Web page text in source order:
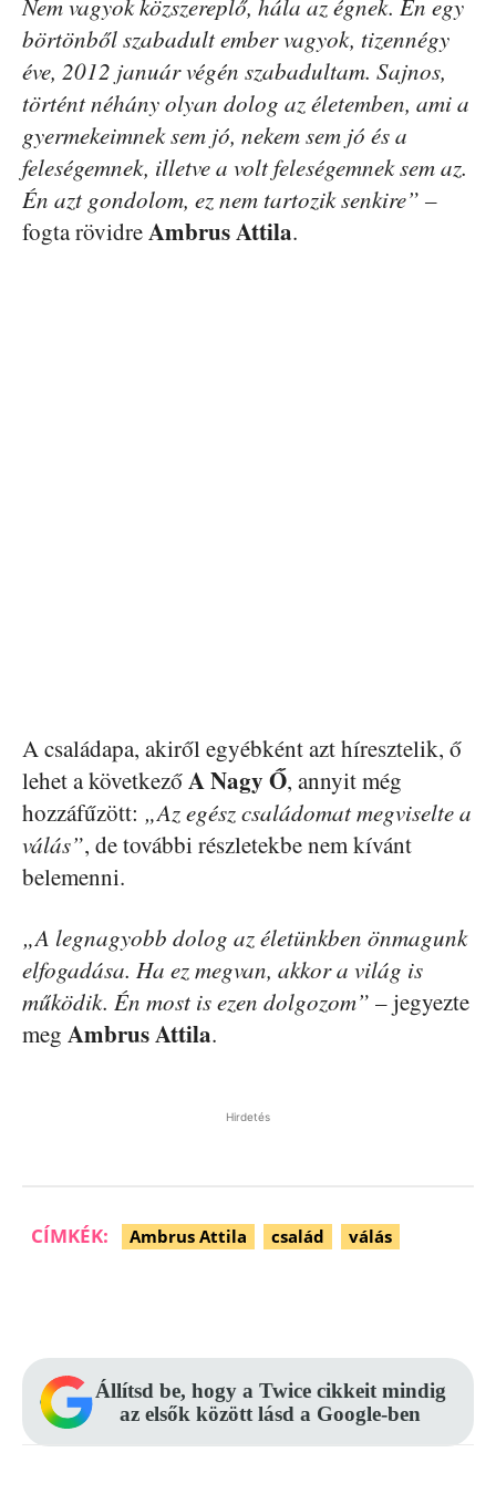
Nem vagyok közszereplő, hála az égnek. Én egy
börtönből szabadult ember vagyok, tizennégy
éve, 2012 január végén szabadultam. Sajnos,
történt néhány olyan dolog az életemben, ami a
gyermekeimnek sem jó, nekem sem jó és a
feleségemnek, illetve a volt feleségemnek sem az.
Én azt gondolom, ez nem tartozik senkire” –
fogta rövidreAmbrus Attila.
A családapa, akiről egyébként azt híresztelik, ő
lehet a következőA Nagy Ő, annyit még
hozzáfűzött: „Az egész családomat megviselte a
válás”, de további részletekbe nem kívánt
belemenni.
„A legnagyobb dolog az életünkben önmagunk
elfogadása. Ha ez megvan, akkor a világ is
működik. Én most is ezen dolgozom” – jegyezte
meg Ambrus Attila.
Hirdetés
CÍMKÉK: Ambrus Attila család válás
Állítsd be, hogy a Twice cikkeit mindig
az elsők között lásd a Google-ben